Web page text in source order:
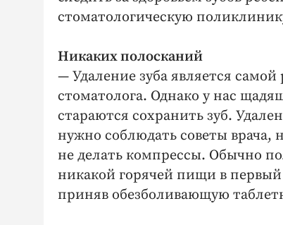
стоматологическую
Никаких полосканий
— Удаление зуба является
стоматолога. Однако у нас
стараются сохранить зуб.
нужно соблюдать советы врача,
не делать компрессы. Обычно
никакой горячей пищи в первый
приняв обезболивающую